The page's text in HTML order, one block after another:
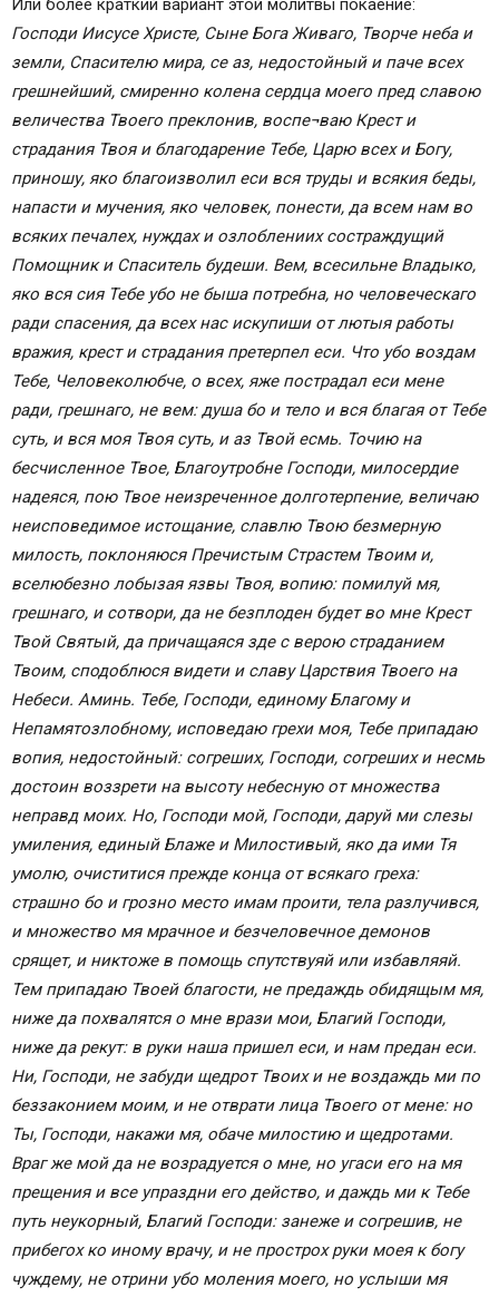
Или более краткий вариант этой молитвы покаение:
Господи Иисусе Христе, Сыне Бога Живаго, Творче неба и
земли, Спасителю мира, се аз, недостойный и паче всех
грешнейший, смиренно колена сердца моего пред славою
величества Твоего преклонив, воспе¬ваю Крест и
страдания Твоя и благодарение Тебе, Царю всех и Богу,
приношу, яко благоизволил еси вся труды и всякия беды,
напасти и мучения, яко человек, понести, да всем нам во
всяких печалех, нуждах и озлоблениих состраждущий
Помощник и Спаситель будеши. Вем, всесильне Владыко,
яко вся сия Тебе убо не быша потребна, но человеческаго
ради спасения, да всех нас искупиши от лютыя работы
вражия, крест и страдания претерпел еси. Что убо воздам
Тебе, Человеколюбче, о всех, яже пострадал еси мене
ради, грешнаго, не вем: душа бо и тело и вся благая от Тебе
суть, и вся моя Твоя суть, и аз Твой есмь. Точию на
бесчисленное Твое, Благоутробне Господи, милосердие
надеяся, пою Твое неизреченное долготерпение, величаю
неисповедимое истощание, славлю Твою безмерную
милость, поклоняюся Пречистым Страстем Твоим и,
вселюбезно лобызая язвы Твоя, вопию: помилуй мя,
грешнаго, и сотвори, да не безплоден будет во мне Крест
Твой Святый, да причащаяся зде с верою страданием
Твоим, сподоблюся видети и славу Царствия Твоего на
Небеси. Аминь. Тебе, Господи, единому Благому и
Непамятозлобному, исповедаю грехи моя, Тебе припадаю
вопия, недостойный: согреших, Господи, согреших и несмь
достоин воззрети на высоту небесную от множества
неправд моих. Но, Господи мой, Господи, даруй ми слезы
умиления, единый Блаже и Милостивый, яко да ими Тя
умолю, очиститися прежде конца от всякаго греха:
страшно бо и грозно место имам проити, тела разлучився,
и множество мя мрачное и безчеловечное демонов
срящет, и никтоже в помощь спутствуяй или избавляяй.
Тем припадаю Твоей благости, не предаждь обидящым мя,
ниже да похвалятся о мне врази мои, Благий Господи,
ниже да рекут: в руки наша пришел еси, и нам предан еси.
Ни, Господи, не забуди щедрот Твоих и не воздаждь ми по
беззаконием моим, и не отврати лица Твоего от мене: но
Ты, Господи, накажи мя, обаче милостию и щедротами.
Враг же мой да не возрадуется о мне, но угаси eго на мя
прещения и все упраздни eго действо, и даждь ми к Тебе
путь неукорный, Благий Господи: занеже и согрешив, не
прибегох ко иному врачу, и не прострох руки моея к богу
чуждему, не отрини убо моления моего, но услыши мя